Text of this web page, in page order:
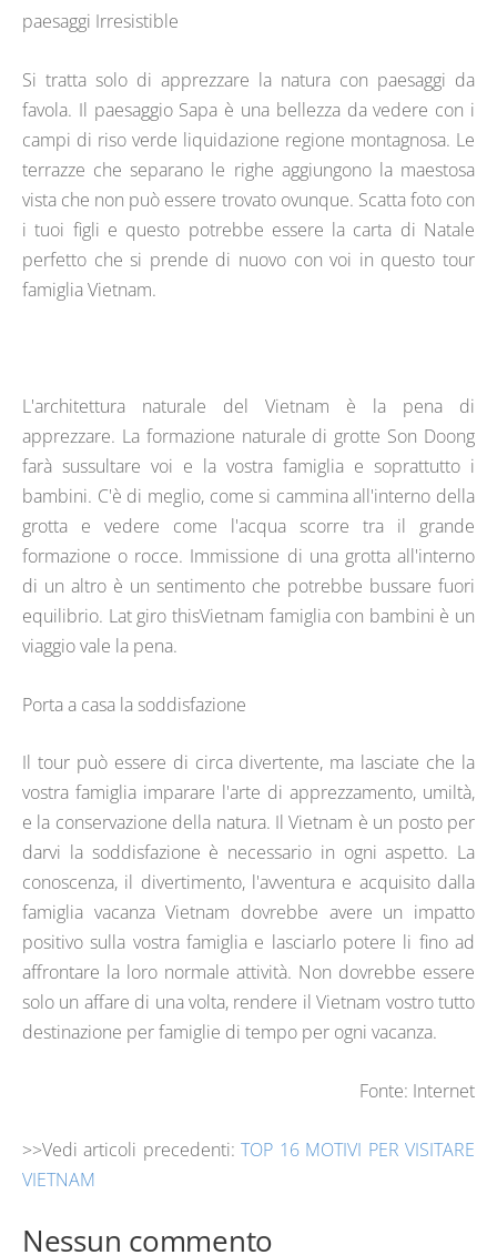
paesaggi Irresistible
Si tratta solo di apprezzare la natura con paesaggi da
favola. Il paesaggio Sapa è una bellezza da vedere con i
campi di riso verde liquidazione regione montagnosa. Le
terrazze che separano le righe aggiungono la maestosa
vista che non può essere trovato ovunque. Scatta foto con
i tuoi figli e questo potrebbe essere la carta di Natale
perfetto che si prende di nuovo con voi in questo tour
famiglia Vietnam.
L'architettura naturale del Vietnam è la pena di
apprezzare. La formazione naturale di grotte Son Doong
farà sussultare voi e la vostra famiglia e soprattutto i
bambini. C'è di meglio, come si cammina all'interno della
grotta e vedere come l'acqua scorre tra il grande
formazione o rocce. Immissione di una grotta all'interno
di un altro è un sentimento che potrebbe bussare fuori
equilibrio. Lat giro thisVietnam famiglia con bambini è un
viaggio vale la pena.
Porta a casa la soddisfazione
Il tour può essere di circa divertente, ma lasciate che la
vostra famiglia imparare l'arte di apprezzamento, umiltà,
e la conservazione della natura. Il Vietnam è un posto per
darvi la soddisfazione è necessario in ogni aspetto. La
conoscenza, il divertimento, l'avventura e acquisito dalla
famiglia vacanza Vietnam dovrebbe avere un impatto
positivo sulla vostra famiglia e lasciarlo potere li fino ad
affrontare la loro normale attività. Non dovrebbe essere
solo un affare di una volta, rendere il Vietnam vostro tutto
destinazione per famiglie di tempo per ogni vacanza.
Fonte: Internet
>>Vedi articoli precedenti:TOP 16 MOTIVI PER VISITARE
VIETNAM
Nessun commento